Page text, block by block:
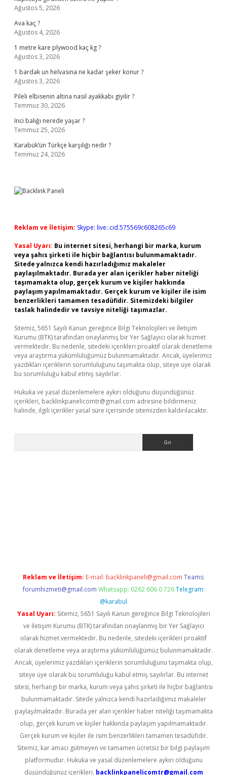
Ağustos 5, 2026
Ava kaç ?
Ağustos 4, 2026
1 metre kare plywood kaç kg ?
Ağustos 3, 2026
1 bardak un helvasına ne kadar şeker konur ?
Ağustos 3, 2026
Pileli elbisenin altına nasıl ayakkabı giyilir ?
Temmuz 30, 2026
Inci balığı nerede yaşar ?
Temmuz 25, 2026
Karabük’ün Türkçe karşılığı nedir ?
Temmuz 24, 2026
Reklam ve İletişim: Skype: live:.cid.575569c608265c69
Yasal Uyarı: Bu internet sitesi, herhangi bir marka, kurum
veya şahıs şirketi ile hiçbir bağlantısı bulunmamaktadır.
Sitede yalnızca kendi hazırladığımız makaleler
paylaşılmaktadır. Burada yer alan içerikler haber niteliği
taşımamakta olup, gerçek kurum ve kişiler hakkında
paylaşım yapılmamaktadır. Gerçek kurum ve kişiler ile isim
benzerlikleri tamamen tesadüfidir. Sitemizdeki bilgiler
taslak halindedir ve tavsiye niteliği taşımazlar.
Sitemiz, 5651 Sayılı Kanun gereğince Bilgi Teknolojileri ve İletişim
Kurumu (BTK) tarafından onaylanmış bir Yer Sağlayıcı olarak hizmet
vermektedir. Bu nedenle, sitedeki içerikleri proaktif olarak denetleme
veya araştırma yükümlülüğümüz bulunmamaktadır. Ancak, üyelerimiz
yazdıkları içeriklerin sorumluluğunu taşımakta olup, siteye üye olarak
bu sorumluluğu kabul etmiş sayılırlar.
Hukuka ve yasal düzenlemelere aykırı olduğunu düşündüğünüz
içerikleri, backlinkpanelicomtr@gmail.com adresine bildirmeniz
halinde, ilgili içerikler yasal süre içerisinde sitemizden kaldırılacaktır.
Reklam ve İletişim: E-mail: backlinkpaneli@gmail.com Teams:
forumhizmeti@gmail.com Whatsapp: 0262 606 0 726 Telegram:
@karabul
Yasal Uyarı: Sitemiz, 5651 Sayılı Kanun gereğince Bilgi Teknolojileri
ve İletişim Kurumu (BTK) tarafından onaylanmış bir Yer Sağlayıcı
olarak hizmet vermektedir. Bu nedenle, sitedeki içerikleri proaktif
olarak denetleme veya araştırma yükümlülüğümüz bulunmamaktadır.
Ancak, üyelerimiz yazdıkları içeriklerin sorumluluğunu taşımakta olup,
siteye üye olarak bu sorumluluğu kabul etmiş sayılırlar. Bu internet
sitesi, herhangi bir marka, kurum veya şahıs şirketi ile hiçbir bağlantısı
bulunmamaktadır. Sitede yalnızca kendi hazırladığımız makaleler
paylaşılmaktadır. Burada yer alan içerikler haber niteliği taşımamakta
olup, gerçek kurum ve kişiler hakkında paylaşım yapılmamaktadır.
Gerçek kurum ve kişiler ile isim benzerlikleri tamamen tesadüfidir.
Sitemiz, kar amacı gütmeyen ve tamamen ücretsiz bir bilgi paylaşım
platformudur. Hukuka ve yasal düzenlemelere aykırı olduğunu
düşündüğünüz içerikleri, backlinkpanelicomtr@gmail.com